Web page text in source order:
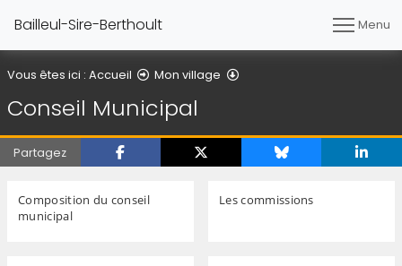
Bailleul-Sire-Berthoult Menu
Vous êtes ici : Accueil Mon village
Conseil Municipal
Partagez
Composition du conseil
municipal
Les commissions